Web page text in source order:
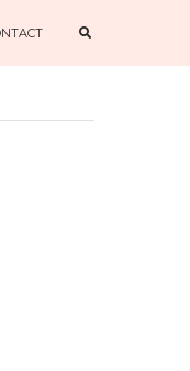
A
E